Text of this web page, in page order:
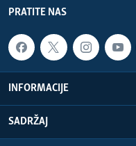
PRATITE NAS
INFORMACIJE
SADRŽAJ